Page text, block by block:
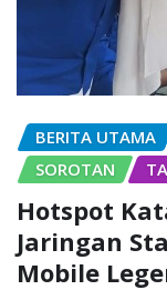
BERITA UTAMA
SOROTAN
Hotspot
Jaringan
Mobile